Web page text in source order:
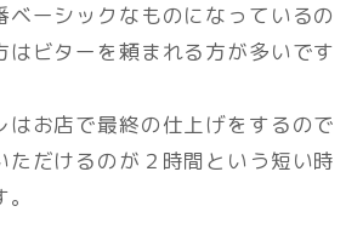
ベーシックなものになっているの
はビターを頼まれる方が多いです
はお店で最終の仕上げをするので
ただけるのが２時間という短い時